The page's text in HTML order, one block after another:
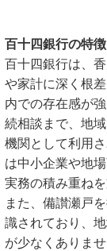
百十四銀行の特徴
百十四銀行は、
や家計に深く根
内での存在感が
続相談まで、地
機関として利用
は中小企業や地
実務の積み重ね
また、備讃瀬戸
識されており、
が少なくありま